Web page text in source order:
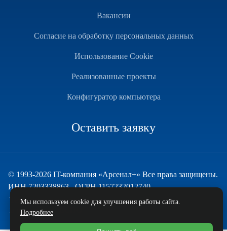
Вакансии
Согласие на обработку персональных данных
Использование Cookie
Реализованные проекты
Конфигуратор компьютера
Оставить заявку
© 1993-2026 IT-компания «Арсенал+» Все права защищены.
ИНН 7203338863 , ОГРН 1157232012740
Техническая поддержка
и развитие — ECHO
Мы используем cookie для улучшения работы сайта.
Подробнее